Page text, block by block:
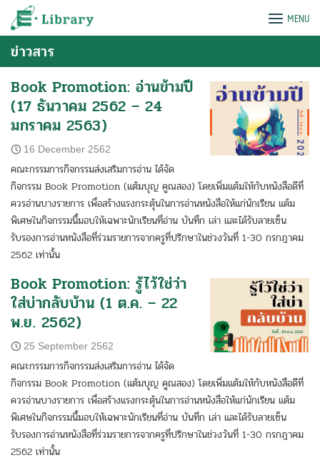
Skip
e-Library MENU
ข่าวสาร
Book Promotion: อ่านข้ามปี
(17 ธันวาคม 2562 – 24
มกราคม 2563)
16 December 2562
คณะกรรมการกิจกรรมส่งเสริมการอ่าน ได้จัด
กิจกรรม Book Promotion (แต้มบุญ คูณสอง) โดยเพิ่มแต้มให้กับหนังสือดีที่
ควรอ่านบางรายการ เพื่อสร้างแรงกระตุ้นในการอ่านหนังสือให้แก่นักเรียน แต้ม
พิเศษในกิจกรรมนี้มอบให้เฉพาะนักเรียนที่อ่าน บันทึก เล่า และได้รับลายเซ็น
รับรองการอ่านหนังสือที่ร่วมรายการจากครูที่ปรึกษาในช่วงวันที่ 1-30 กรกฎาคม
2562 เท่านั้น
Book Promotion: รู้ไว้ใช่ว่า
ใส่บ่ากลับบ้าน (1 ต.ค. – 22
พ.ย. 2562)
25 September 2562
คณะกรรมการกิจกรรมส่งเสริมการอ่าน ได้จัด
กิจกรรม Book Promotion (แต้มบุญ คูณสอง) โดยเพิ่มแต้มให้กับหนังสือดีที่
ควรอ่านบางรายการ เพื่อสร้างแรงกระตุ้นในการอ่านหนังสือให้แก่นักเรียน แต้ม
พิเศษในกิจกรรมนี้มอบให้เฉพาะนักเรียนที่อ่าน บันทึก เล่า และได้รับลายเซ็น
รับรองการอ่านหนังสือที่ร่วมรายการจากครูที่ปรึกษาในช่วงวันที่ 1-30 กรกฎาคม
2562 เท่านั้น